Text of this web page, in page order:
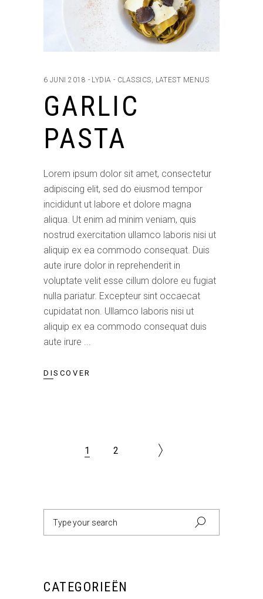
6 JUNI 2018 LYDIA CLASSICS, LATEST MENUS
GARLIC
PASTA
Lorem ipsum dolor sit amet, consectetur
adipiscing elit, sed do eiusmod tempor
incididunt ut labore et dolore magna
aliqua. Ut enim ad minim veniam, quis
nostrud exercitation ullamco laboris nisi ut
aliquip ex ea commodo consequat. Duis
aute irure dolor in reprehenderit in
voluptate velit esse cillum dolore eu fugiat
nulla pariatur. Excepteur sint occaecat
cupidatat non. Ullamco laboris nisi ut
aliquip ex ea commodo consequat duis
aute irure
DISCOVER
1 2
CATEGORIEËN